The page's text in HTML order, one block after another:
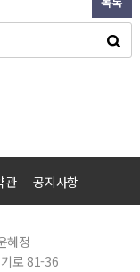
관 공지사항
혜정
로 81-36